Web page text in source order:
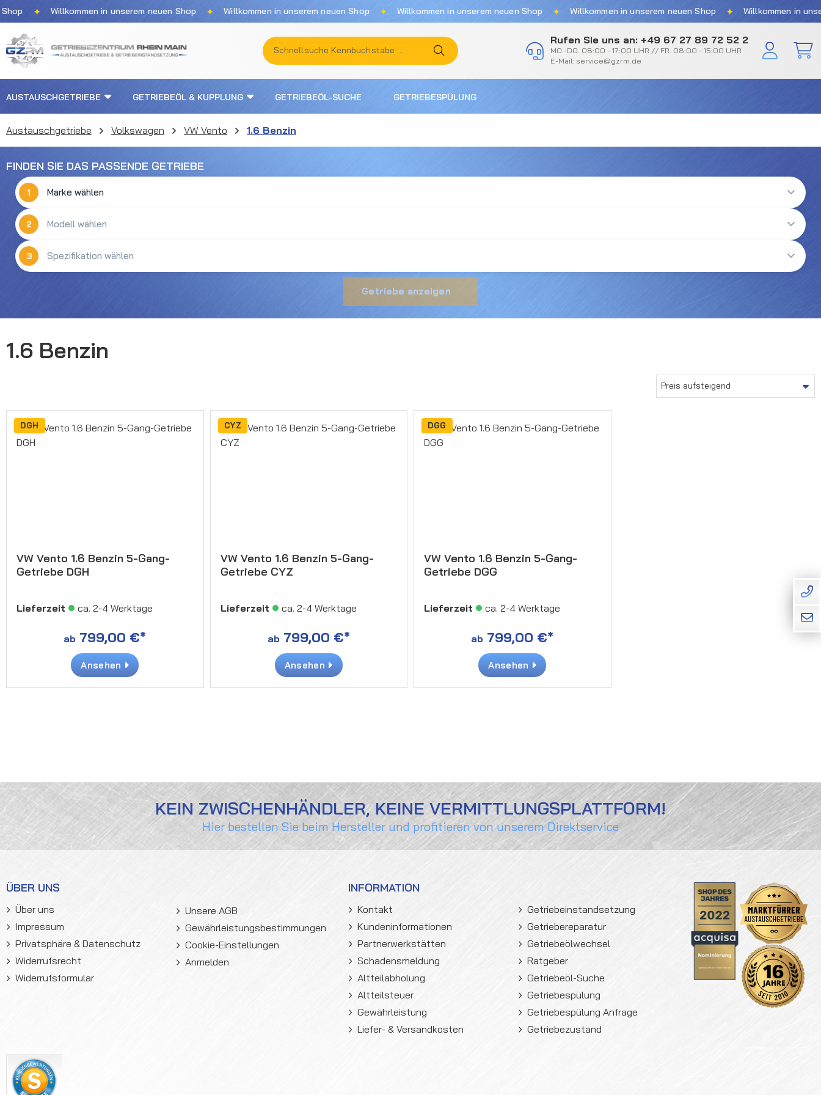
Hauptinhalt springen
Zur Suche springen
Zur Hauptnavigation springen
✦ Willkommen in unserem neuen Shop ✦ Willkommen in unserem neuen Shop ✦ Willkommen in unserem neuen Shop ✦ Willkommen in unserem neuen Shop ✦ Willkommen in
Rufen Sie uns an: +49 67 27 89 72 52 2
MO.-DO. 08:00 - 17:00 UHR // FR. 08:00 - 15:00 UHR
E-Mail: service@gzrm.de
AUSTAUSCHGETRIEBE GETRIEBEÖL & KUPPLUNG GETRIEBEÖL-SUCHE GETRIEBESPÜLUNG
Austauschgetriebe Volkswagen VW Vento 1.6 Benzin
FINDEN SIE DAS PASSENDE GETRIEBE
1
2
3
Getriebe anzeigen
1.6 Benzin
DGH
VW Vento 1.6 Benzin 5-Gang-
Getriebe DGH
Lieferzeit ca. 2-4 Werktage
ab 799,00 €*
Ansehen
CYZ
VW Vento 1.6 Benzin 5-Gang-
Getriebe CYZ
Lieferzeit ca. 2-4 Werktage
ab 799,00 €*
Ansehen
DGG
VW Vento 1.6 Benzin 5-Gang-
Getriebe DGG
Lieferzeit ca. 2-4 Werktage
ab 799,00 €*
Ansehen
KEIN ZWISCHENHÄNDLER, KEINE VERMITTLUNGSPLATTFORM!
Hier bestellen Sie beim Hersteller und profitieren von unserem Direktservice
ÜBER UNS
Über uns
Impressum
Privatsphäre & Datenschutz
Widerrufsrecht
Widerrufsformular
Unsere AGB
Gewährleistungsbestimmungen
Cookie-Einstellungen
Anmelden
INFORMATION
Kontakt
Kundeninformationen
Partnerwerkstätten
Schadensmeldung
Altteilabholung
Altteilsteuer
Gewährleistung
Liefer- & Versandkosten
Getriebeinstandsetzung
Getriebereparatur
Getriebeölwechsel
Ratgeber
Getriebeöl-Suche
Getriebespülung
Getriebespülung Anfrage
Getriebezustand